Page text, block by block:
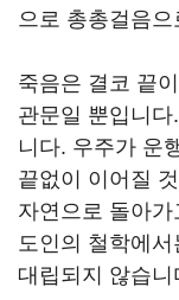
으로 총총걸음
죽음은 결코 끝
관문일 뿐입니
니다. 우주가 운
끝없이 이어질
자연으로 돌아
도인의 철학에
대립되지 않습니